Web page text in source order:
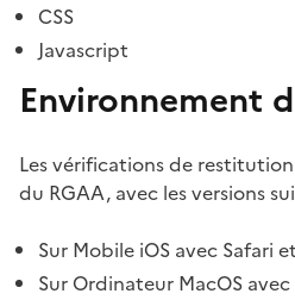
CSS
Javascript
Environnement
Les vérifications de
du RGAA, avec les versions
Sur Mobile iOS avec Safari
Sur Ordinateur MacOS